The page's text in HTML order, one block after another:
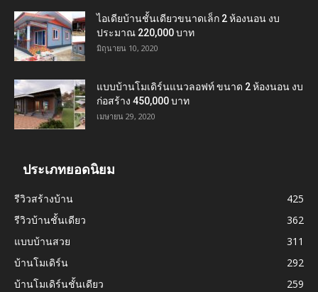
ไอเดียบ้านชั้นเดียวขนาดเล็ก 2 ห้องนอน งบ
ประมาณ 220,000 บาท
มิถุนายน 10, 2020
แบบบ้านโมเดิร์นแนวลอฟท์ ขนาด 2 ห้องนอน งบ
ก่อสร้าง 450,000 บาท
เมษายน 29, 2020
ประเภทยอดนิยม
รีวิวสร้างบ้าน
425
รีวิวบ้านชั้นเดียว
362
แบบบ้านสวย
311
บ้านโมเดิร์น
292
บ้านโมเดิร์นชั้นเดียว
259